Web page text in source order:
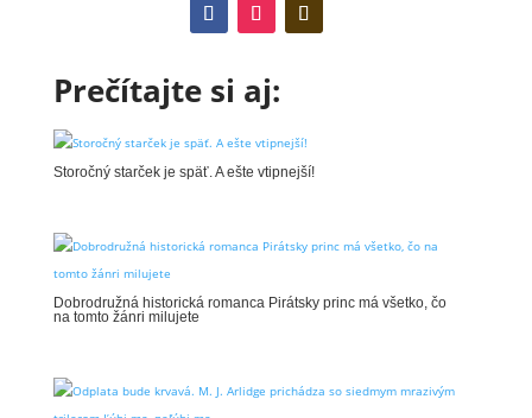
Prečítajte si aj:
Storočný starček je späť. A ešte vtipnejší!
Dobrodružná historická romanca Pirátsky princ má všetko, čo
na tomto žánri milujete